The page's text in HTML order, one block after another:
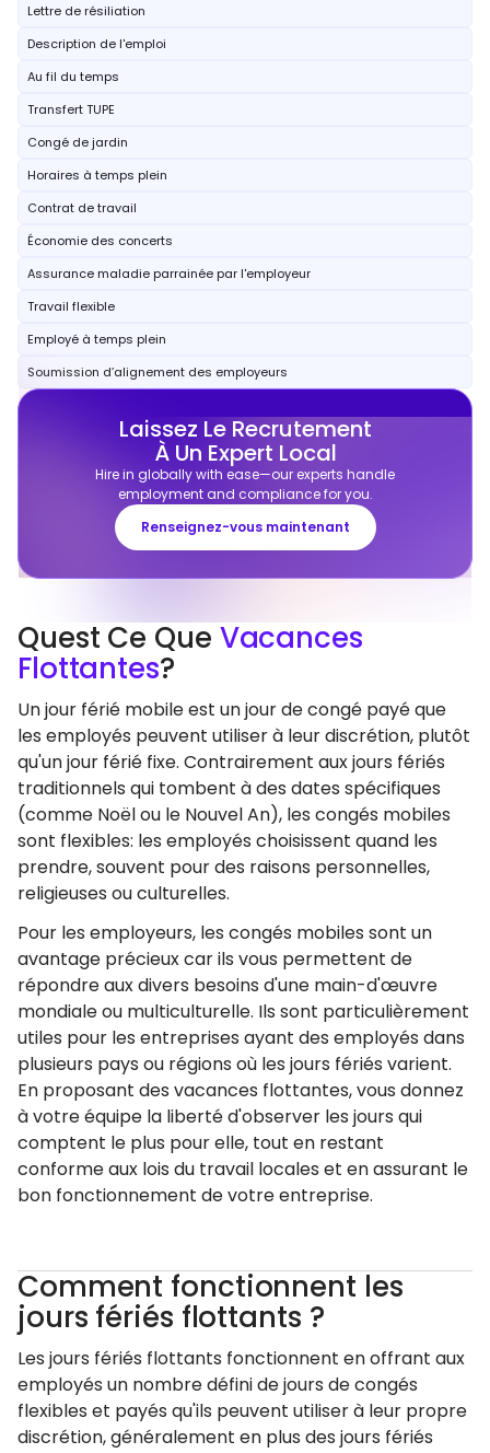
Lettre de résiliation
Description de l'emploi
Au fil du temps
Transfert TUPE
Congé de jardin
Horaires à temps plein
Contrat de travail
Économie des concerts
Assurance maladie parrainée par l'employeur
Travail flexible
Employé à temps plein
Soumission d’alignement des employeurs
Laissez Le Recrutement
À Un Expert Local
Hire in globally with ease—our experts handle
employment and compliance for you.
Renseignez-vous maintenant
Quest Ce Que Vacances
Flottantes?
Un jour férié mobile est un jour de congé payé que
les employés peuvent utiliser à leur discrétion, plutôt
qu'un jour férié fixe. Contrairement aux jours fériés
traditionnels qui tombent à des dates spécifiques
(comme Noël ou le Nouvel An), les congés mobiles
sont flexibles: les employés choisissent quand les
prendre, souvent pour des raisons personnelles,
religieuses ou culturelles.
Pour les employeurs, les congés mobiles sont un
avantage précieux car ils vous permettent de
répondre aux divers besoins d'une main-d'œuvre
mondiale ou multiculturelle. Ils sont particulièrement
utiles pour les entreprises ayant des employés dans
plusieurs pays ou régions où les jours fériés varient.
En proposant des vacances flottantes, vous donnez
à votre équipe la liberté d'observer les jours qui
comptent le plus pour elle, tout en restant
conforme aux lois du travail locales et en assurant le
bon fonctionnement de votre entreprise.
Comment fonctionnent les
jours fériés flottants ?
Les jours fériés flottants fonctionnent en offrant aux
employés un nombre défini de jours de congés
flexibles et payés qu'ils peuvent utiliser à leur propre
discrétion, généralement en plus des jours fériés